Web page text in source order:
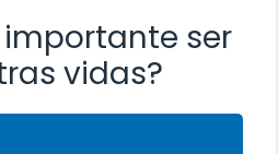
importante ser
vidas?